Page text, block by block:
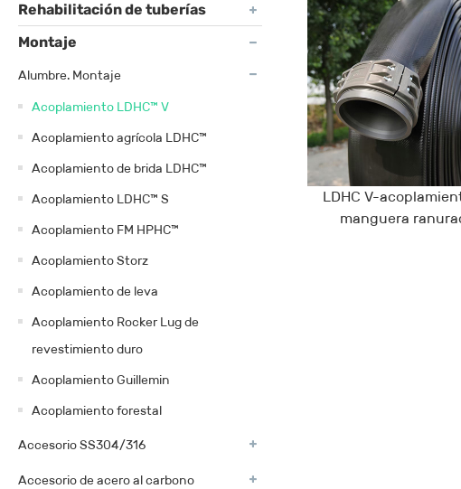
Rehabilitación de tuberías
Montaje
Alumbre. Montaje
Acoplamiento LDHC™ V
Acoplamiento agrícola LDHC™
Acoplamiento de brida LDHC™
Acoplamiento LDHC™ S
Acoplamiento FM HPHC™
Acoplamiento Storz
Acoplamiento de leva
Acoplamiento Rocker Lug de
revestimiento duro
Acoplamiento Guillemin
Acoplamiento forestal
Accesorio SS304/316
Accesorio de acero al carbono
LDHC V-
manguera